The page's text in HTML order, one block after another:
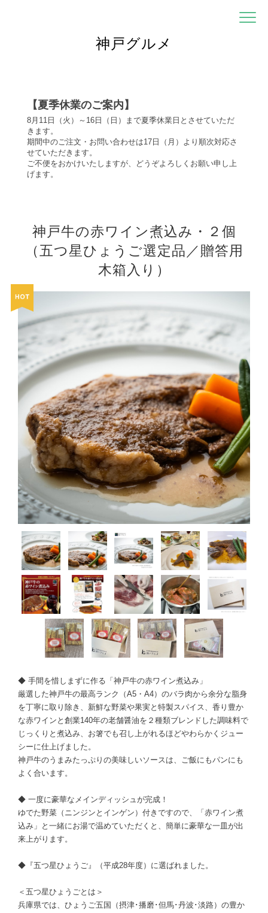
神戸グルメ
【夏季休業のご案内】
8月11日（火）～16日（日）まで夏季休業日とさせていただ
きます。
期間中のご注文・お問い合わせは17日（月）より順次対応さ
せていただきます。
ご不便をおかけいたしますが、どうぞよろしくお願い申し上
げます。
神戸牛の赤ワイン煮込み・２個
（五つ星ひょうご選定品／贈答用
木箱入り）
◆ 手間を惜しまずに作る「神戸牛の赤ワイン煮込み」
厳選した神戸牛の最高ランク（A5・A4）のバラ肉から余分な脂身
を丁寧に取り除き、新鮮な野菜や果実と特製スパイス、香り豊か
な赤ワインと創業140年の老舗醤油を２種類ブレンドした調味料で
じっくりと煮込み、お箸でも召し上がれるほどやわらかくジュー
シーに仕上げました。
神戸牛のうまみたっぷりの美味しいソースは、ご飯にもパンにも
よく合います。
◆ 一度に豪華なメインディッシュが完成！
ゆでた野菜（ニンジンとインゲン）付きですので、「赤ワイン煮
込み」と一緒にお湯で温めていただくと、簡単に豪華な一皿が出
来上がります。
◆『五つ星ひょうご』（平成28年度）に選ばれました。
＜五つ星ひょうごとは＞
兵庫県では、ひょうご五国（摂津･播磨･但馬･丹波･淡路）の豊か